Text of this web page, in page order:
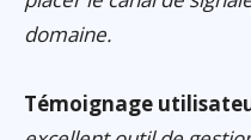
domaine.
Témoignage